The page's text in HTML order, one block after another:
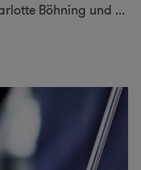
Böhning und ...